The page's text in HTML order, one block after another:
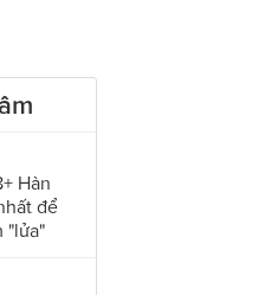
Hàn
để
"lửa"